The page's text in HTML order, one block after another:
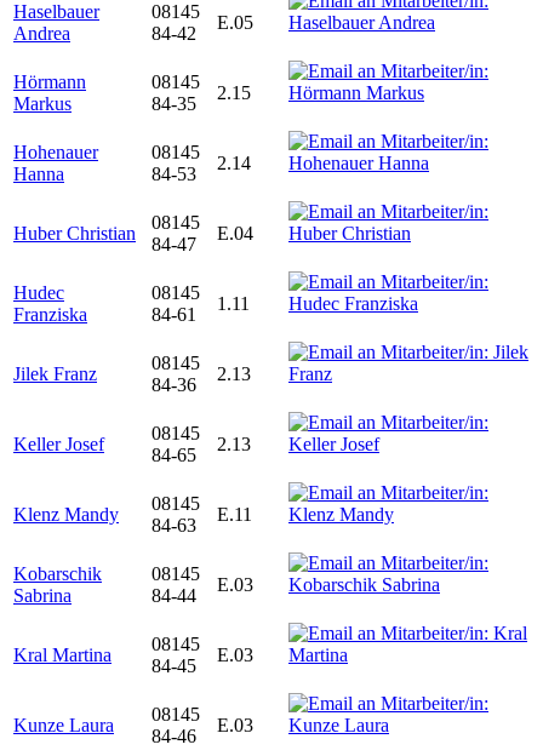
Haselbauer
Andrea
08145
84-42
E.05
Hörmann
Markus
08145
84-35
2.15
Hohenauer
Hanna
08145
84-53
2.14
Huber Christian
08145
84-47
E.04
Hudec
Franziska
08145
84-61
1.11
Jilek Franz
08145
84-36
2.13
Keller Josef
08145
84-65
2.13
Klenz Mandy
08145
84-63
E.11
Kobarschik
Sabrina
08145
84-44
E.03
Kral Martina
08145
84-45
E.03
Kunze Laura
08145
84-46
E.03